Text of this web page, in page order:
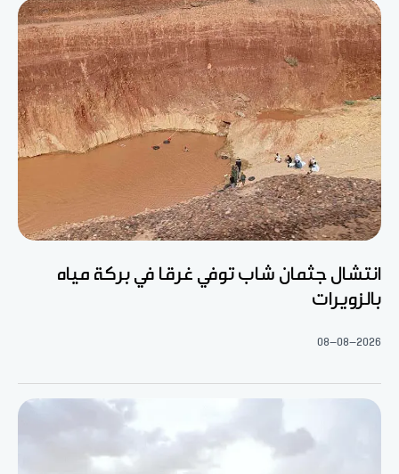
انتشال جثمان شاب توفي غرقا في بركة مياه
بالزويرات
08-08-2026